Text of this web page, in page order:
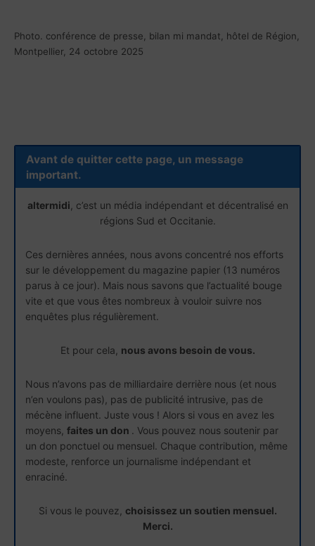
Photo. conférence de presse, bilan mi mandat, hôtel de Région,
Montpellier, 24 octobre 2025
Avant de quitter cette page, un message
important.
altermidi , c’est un média indépendant et décentralisé en
régions Sud et Occitanie.
Ces dernières années, nous avons concentré nos efforts
sur le développement du magazine papier (13 numéros
parus à ce jour). Mais nous savons que l’actualité bouge
vite et que vous êtes nombreux à vouloir suivre nos
enquêtes plus régulièrement.
Et pour cela, nous avons besoin de vous.
Nous n’avons pas de milliardaire derrière nous (et nous
n’en voulons pas), pas de publicité intrusive, pas de
mécène influent. Juste vous ! Alors si vous en avez les
moyens, faites un don . Vous pouvez nous soutenir par
un don ponctuel ou mensuel. Chaque contribution, même
modeste, renforce un journalisme indépendant et
enraciné.
Si vous le pouvez, choisissez un soutien mensuel.
Merci.